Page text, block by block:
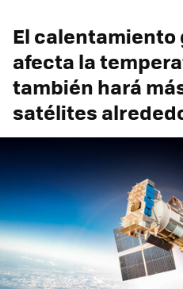
El calentamiento
afecta la
también hará
satélites